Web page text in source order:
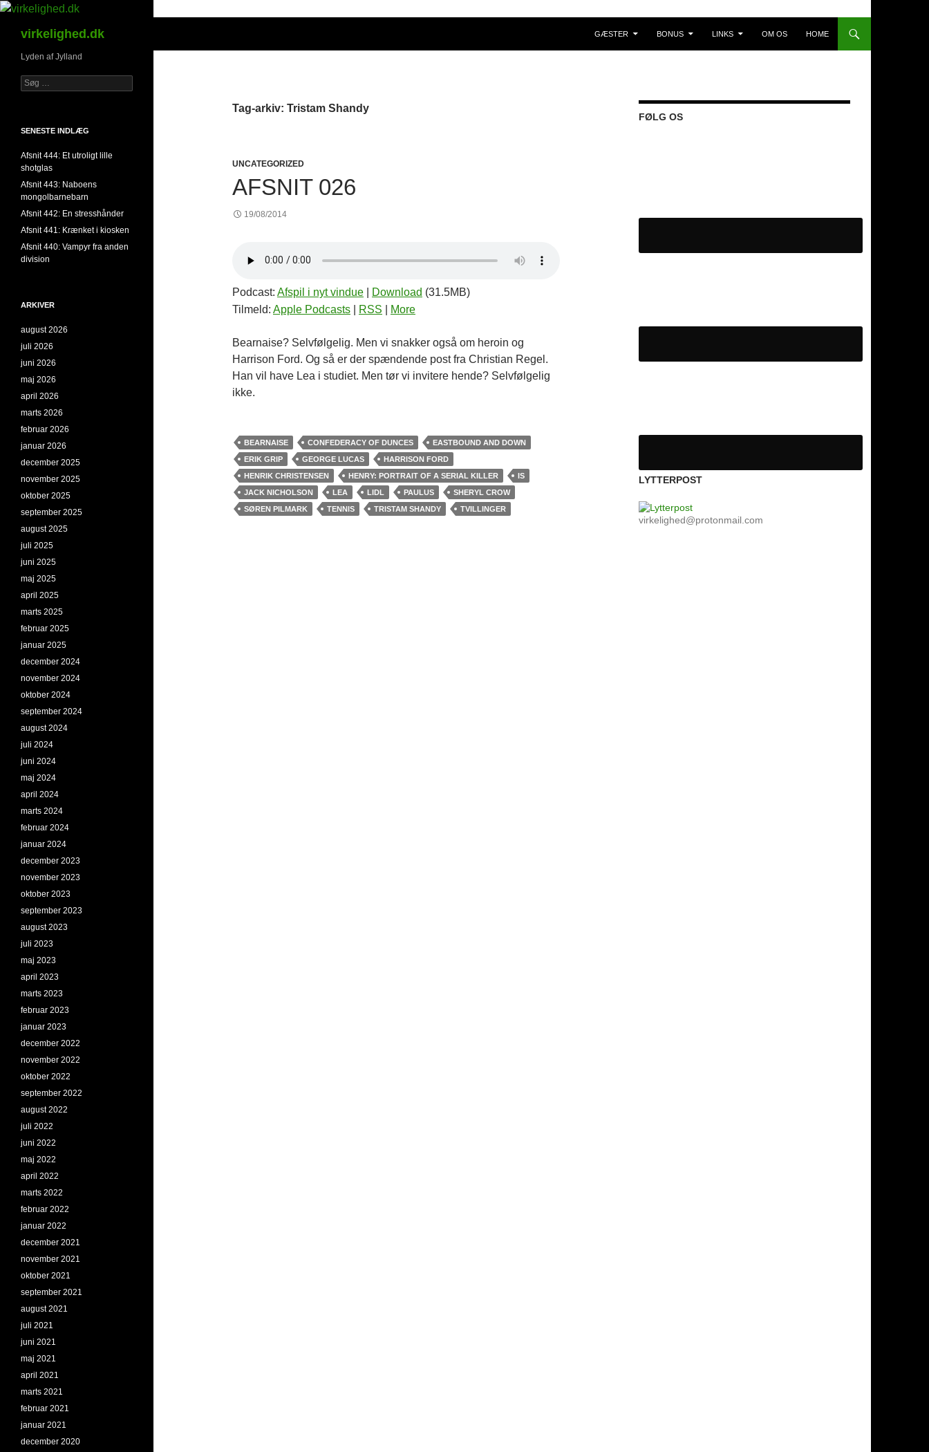
Hop
indholdvirkelighed.dk GÆSTER BONUS LINKS OM OS HOME
Tag-arkiv: Tristam Shandy
UNCATEGORIZED
AFSNIT 026
19/08/2014
Podcast: Afspil i nyt vindue Download (31.5MB)
Tilmeld: Apple Podcasts RSS More
Bearnaise? Selvfølgelig. Men vi snakker også om heroin og
Harrison Ford. Og så er der spændende post fra Christian Regel.
Han vil have Lea i studiet. Men tør vi invitere hende? Selvfølgelig
ikke.
BEARNAISE CONFEDERACY OF DUNCES
EASTBOUND AND DOWN
ERIK GRIP
GEORGE LUCAS
HARRISON FORD
HENRIK CHRISTENSEN
HENRY: PORTRAIT OF A SERIAL KILLER
IS
JACK NICHOLSON
LEA LIDL PAULUS
SHERYL CROW
SØREN PILMARK
TENNIS TRISTAM SHANDY TVILLINGER
FØLG OS
LYTTERPOST
virkelighed@protonmail.com
Lyden af Jylland
Søg
efter:
SENESTE INDLÆG
Afsnit 444: Et utroligt lille
shotglas
Afsnit 443: Naboens
mongolbarnebarn
Afsnit 442: En stresshånder
Afsnit 441: Krænket i kiosken
Afsnit 440: Vampyr fra anden
division
ARKIVER
august 2026
juli 2026
juni 2026
maj 2026
april 2026
marts 2026
februar 2026
januar 2026
december 2025
november 2025
oktober 2025
september 2025
august 2025
juli 2025
juni 2025
maj 2025
april 2025
marts 2025
februar 2025
januar 2025
december 2024
november 2024
oktober 2024
september 2024
august 2024
juli 2024
juni 2024
maj 2024
april 2024
marts 2024
februar 2024
januar 2024
december 2023
november 2023
oktober 2023
september 2023
august 2023
juli 2023
maj 2023
april 2023
marts 2023
februar 2023
januar 2023
december 2022
november 2022
oktober 2022
september 2022
august 2022
juli 2022
juni 2022
maj 2022
april 2022
marts 2022
februar 2022
januar 2022
december 2021
november 2021
oktober 2021
september 2021
august 2021
juli 2021
juni 2021
maj 2021
april 2021
marts 2021
februar 2021
januar 2021
december 2020